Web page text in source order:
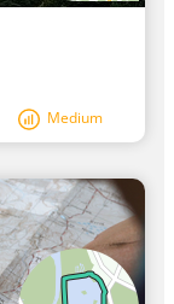
Medium